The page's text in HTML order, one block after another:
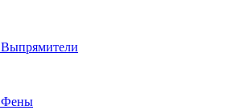
Выпрямители
Фены